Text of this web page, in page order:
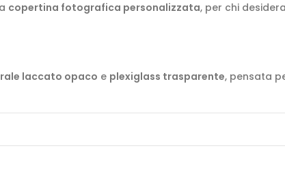
copertina fotografica personalizzata, per chi
laccato opaco e plexiglass trasparente, pensata